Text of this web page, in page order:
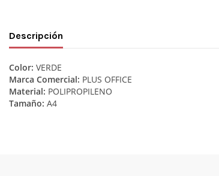
Descripción
Color: VERDE
Marca Comercial: PLUS OFFICE
Material: POLIPROPILENO
Tamaño: A4